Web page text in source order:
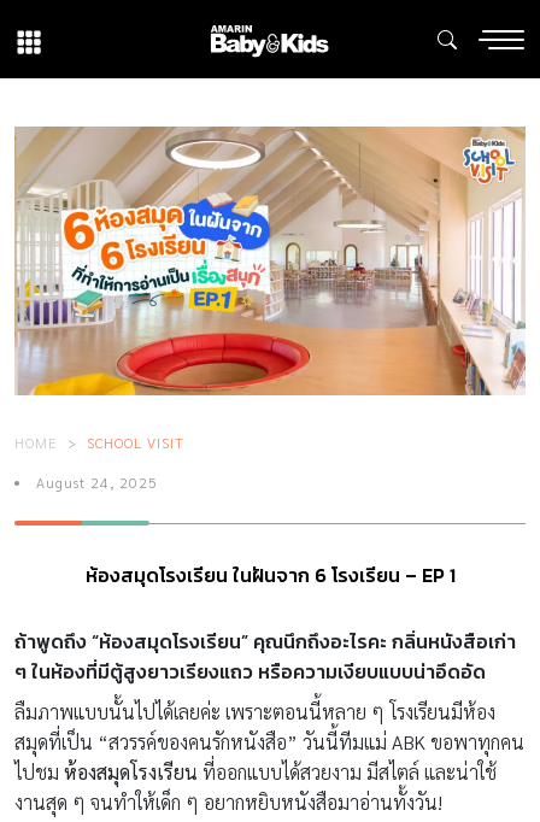
HOME SCHOOL VISIT
August 24, 2025
ห้องสมุดโรงเรียน ในฝันจาก 6 โรงเรียน – EP 1
ถ้าพูดถึง “ห้องสมุดโรงเรียน” คุณนึกถึงอะไรคะ กลิ่นหนังสือเก่า
ๆ ในห้องที่มีตู้สูงยาวเรียงแถว หรือความเงียบแบบน่าอึดอัด
ลืมภาพแบบนั้นไปได้เลยค่ะ เพราะตอนนี้หลาย ๆ โรงเรียนมีห้อง
สมุดที่เป็น “สวรรค์ของคนรักหนังสือ” วันนี้ทีมแม่ ABK ขอพาทุกคน
ไปชม ห้องสมุดโรงเรียน ที่ออกแบบได้สวยงาม มีสไตล์ และน่าใช้
งานสุด ๆ จนทำให้เด็ก ๆ อยากหยิบหนังสือมาอ่านทั้งวัน!